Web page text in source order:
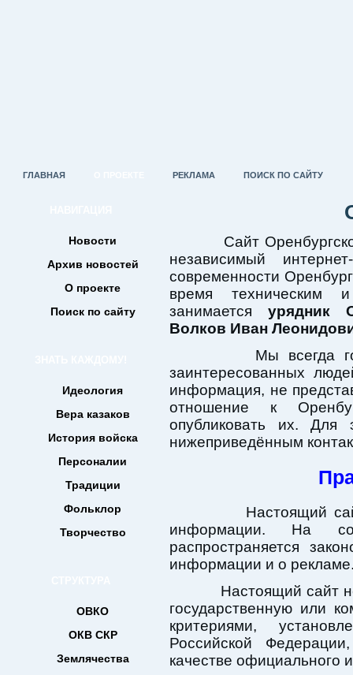
ГЛАВНАЯ РЕКЛАМА ПОИСК ПО САЙТУ
Новости
Архив новостей
О проекте
Поиск по сайту
Идеология
Вера казаков
История войска
Персоналии
Традиции
Фольклор
Творчество
ОВКО
ОКВ СКР
Землячества
Сайт
независимый
современности
время техническим
занимается урядник
Волков Иван
Мы всегда
заинтересованных
информация, не
отношение к
опубликовать их. Для
нижеприведённым
Настоящий сайт
информации. На
распространяется
информации и о
Настоящий сайт не
государственную или
критериями,
Российской
качестве официального